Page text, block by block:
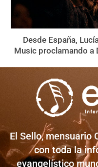
Desde España,
Music proclamando a
El Sello, mensuario
con toda la
evangelístico